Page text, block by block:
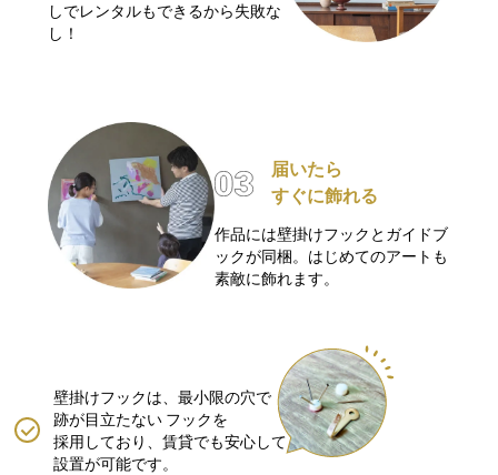
しでレンタルもできるから失敗な
し！
届いたら
すぐに飾れる
作品には壁掛けフックとガイドブ
ックが同梱。はじめてのアートも
素敵に飾れます。
壁掛けフックは、最小限の穴で
跡が目立たない フックを
採用しており、賃貸でも安心して
設置が可能です。